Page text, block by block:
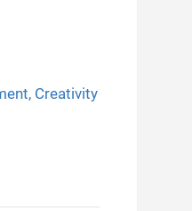
Creativity